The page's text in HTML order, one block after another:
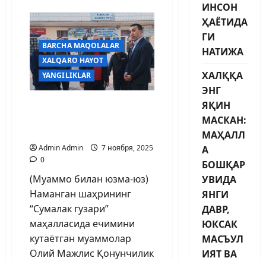
BARCHA MAQOLALAR
XALQARO HAYOT
YANGILIKLAR
Admin Admin
7 ноября, 2025
0
(Муаммо билан юзма-юз)
Наманган шаҳрининг
“Сумалак гузари”
маҳалласида ечимини
кутаётган муаммолар
Олий Мажлис Қонунчилик
ИНСОН
ҲАЁТИДА
ГИ
НАТИЖА
ХАЛҚҚА
ЭНГ
ЯҚИН
МАСКАН:
МАҲАЛЛ
А
БОШҚАР
УВИДА
ЯНГИ
ДАВР,
ЮКСАК
МАСЪУЛ
ИЯТ ВА